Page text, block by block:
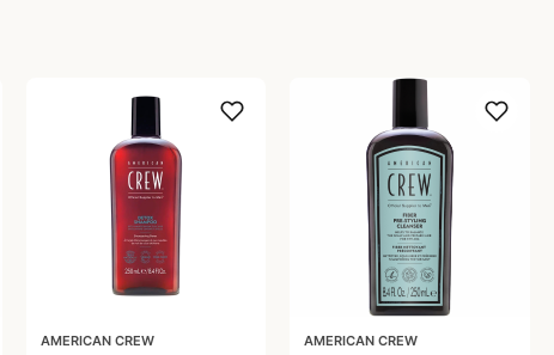
AMERICAN CREW AMERICAN CREW